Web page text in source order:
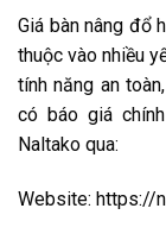
Giá bàn nâng đổ
thuộc vào nhiều
tính năng an
có báo giá
Naltako qua:
Website: https://